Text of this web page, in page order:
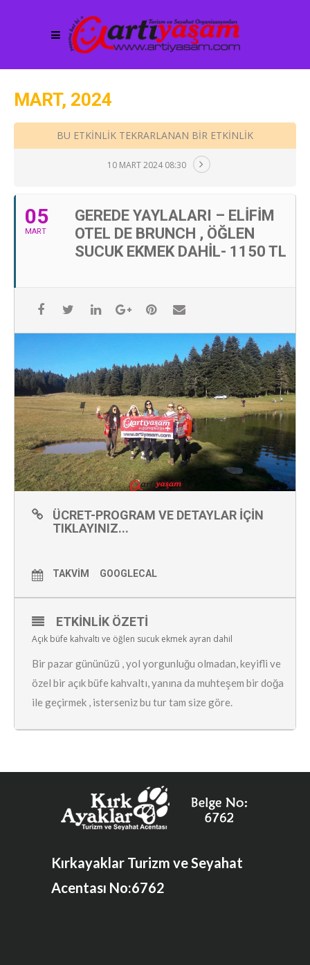
MART, 2024
BU ETKINLIK TEKRARLANAN BIR ETKINLIK
10 MART 2024 08:30
05
MART
GEREDE YAYLALARI – ELIFIM
OTEL DE BRUNCH , ÖĞLEN
SUCUK EKMEK DAHIL- 1150 TL
ÜCRET-PROGRAM VE DETAYLAR IÇIN
TIKLAYINIZ...
TAKVIM GOOGLECAL
ETKINLIK ÖZETI
Açık büfe kahvaltı ve öğlen sucuk ekmek ayran dahil
Bir pazar gününüzü , yol yorgunluğu olmadan, keyifli ve
özel bir açık büfe kahvaltı, yanına da muhteşem bir doğa
ile geçirmek , isterseniz bu tur tam size göre.
Kırkayaklar Turizm ve Seyahat
Acentası No:6762